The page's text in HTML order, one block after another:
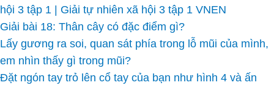
hội 3 tập 1 | Giải tự nhiên xã hội 3 tập 1 VNEN
Giải bài 18: Thân cây có đặc điểm gì?
Lấy gương ra soi, quan sát phía trong lỗ mũi của mình,
em nhìn thấy gì trong mũi?
Đặt ngón tay trỏ lên cổ tay của bạn như hình 4 và ấn